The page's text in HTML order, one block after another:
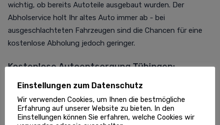
wichtig, ob bereits Autoteile ausgebaut wurden. Der
Abholservice holt Ihr altes Auto immer ab - bei
ausgeschlachteten Fahrzeugen sind die Chancen für eine
kostenlose Abholung jedoch geringer.
Kostenlose Autoentsorgung Tübingen:
Checkliste
Das benötigt der Autoentsorger Tübingen von Ihnen zum
Schrottauto abholen lassen Tübingen: Falls Sie Ihr
Einstellungen zum Datenschutz
Wir verwenden Cookies, um Ihnen die bestmögliche
Erfahrung auf unserer Website zu bieten. In den
Einstellungen können Sie erfahren, welche Cookies wir